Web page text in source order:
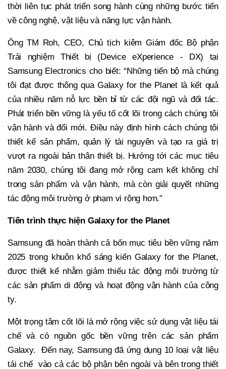
thời liên tục phát triển song hành cùng những bước tiến
về công nghệ, vật liệu và năng lực vận hành.
Ông TM Roh, CEO, Chủ tịch kiêm Giám đốc Bộ phận
Trải nghiệm Thiết bị (Device eXperience - DX) tại
Samsung Electronics cho biết: “Những tiến bộ mà chúng
tôi đạt được thông qua Galaxy for the Planet là kết quả
của nhiều năm nỗ lực bền bỉ từ các đội ngũ và đối tác.
Phát triển bền vững là yếu tố cốt lõi trong cách chúng tôi
vận hành và đổi mới. Điều này định hình cách chúng tôi
thiết kế sản phẩm, quản lý tài nguyên và tạo ra giá trị
vượt ra ngoài bản thân thiết bị. Hướng tới các mục tiêu
năm 2030, chúng tôi đang mở rộng cam kết không chỉ
trong sản phẩm và vận hành, mà còn giải quyết những
tác động môi trường ở phạm vi rộng hơn.”
Tiến trình thực hiện Galaxy for the Planet
Samsung đã hoàn thành cả bốn mục tiêu bền vững năm
2025 trong khuôn khổ sáng kiến Galaxy for the Planet,
được thiết kế nhằm giảm thiểu tác động môi trường từ
các sản phẩm di động và hoạt động vận hành của công
ty.
Một trọng tâm cốt lõi là mở rộng việc sử dụng vật liệu tái
chế và có nguồn gốc bền vững trên các sản phẩm
Galaxy. Đến nay, Samsung đã ứng dụng 10 loại vật liệu
tái chế vào cả các bộ phận bên ngoài và bên trong thiết